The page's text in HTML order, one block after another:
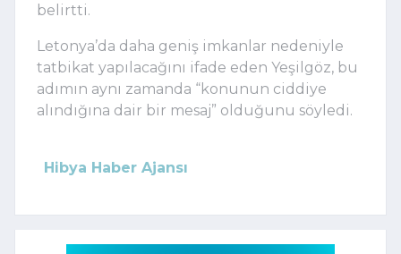
belirtti.
Letonya’da daha geniş imkanlar nedeniyle
tatbikat yapılacağını ifade eden Yeşilgöz, bu
adımın aynı zamanda “konunun ciddiye
alındığına dair bir mesaj” olduğunu söyledi.
Hibya Haber Ajansı